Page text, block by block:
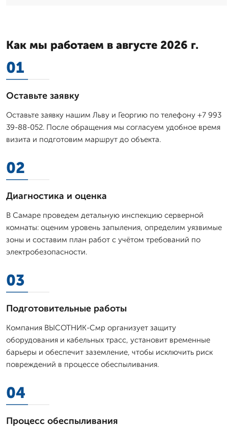
Как мы работаем в августе 2026 г.
01
Оставьте заявку
Оставьте заявку нашим Льву и Георгию по телефону +7 993
39-88-052. После обращения мы согласуем удобное время
визита и подготовим маршрут до объекта.
02
Диагностика и оценка
В Самаре проведем детальную инспекцию серверной
комнаты: оценим уровень запыления, определим уязвимые
зоны и составим план работ с учётом требований по
электробезопасности.
03
Подготовительные работы
Компания ВЫСОТНИК-Смр организует защиту
оборудования и кабельных трасс, установит временные
барьеры и обеспечит заземление, чтобы исключить риск
повреждений в процессе обеспыливания.
04
Процесс обеспыливания